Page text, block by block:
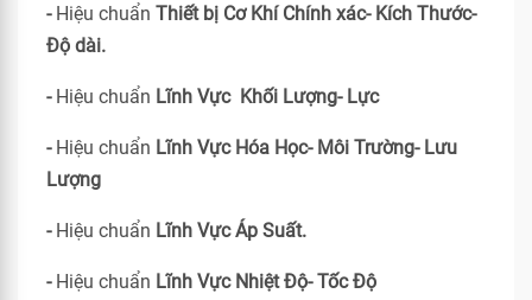
- Hiệu chuẩn Thiết bị Cơ Khí Chính xác- Kích Thước-
Độ dài.
- Hiệu chuẩn Lĩnh Vực Khối Lượng- Lực
- Hiệu chuẩn Lĩnh Vực Hóa Học- Môi Trường- Lưu
Lượng
- Hiệu chuẩn Lĩnh Vực Áp Suất.
-Hiệu chuẩn Lĩnh Vực Nhiệt Độ- Tốc Độ